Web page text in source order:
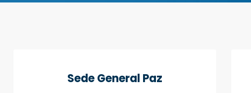
Sede General Paz